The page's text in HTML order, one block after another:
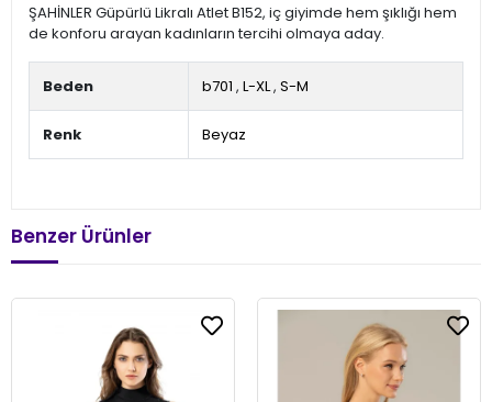
ŞAHİNLER Güpürlü Likralı Atlet B152, iç giyimde hem şıklığı hem
de konforu arayan kadınların tercihi olmaya aday.
Beden b701 , L-XL, S-M
Renk Beyaz
Benzer Ürünler